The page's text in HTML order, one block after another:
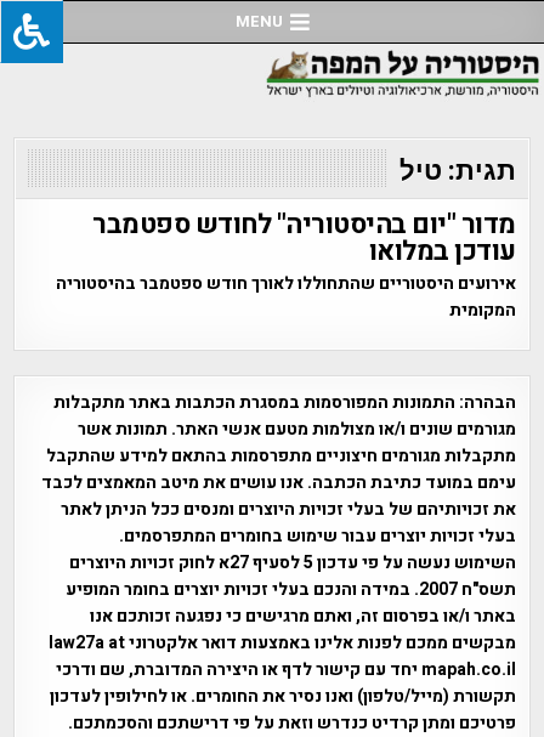
to
content
MENU
תגית: טיל
מדור "יום בהיסטוריה" לחודש ספטמבר
עודכן במלואו
אירועים היסטוריים שהתחוללו לאורך חודש ספטמבר בהיסטוריה
המקומית
הבהרה: התמונות המפורסמות במסגרת הכתבות באתר מתקבלות
מגורמים שונים ו/או מצולמות מטעם אנשי האתר. תמונות אשר
מתקבלות מגורמים חיצוניים מתפרסמות בהתאם למידע שהתקבל
עימם במועד כתיבת הכתבה. אנו עושים את מיטב המאמצים לכבד
את זכויותיהם של בעלי זכויות היוצרים ומנסים ככל הניתן לאתר
בעלי זכויות יוצרים עבור שימוש בחומרים המתפרסמים.
השימוש נעשה על פי עדכון 5 לסעיף 27א לחוק זכויות היוצרים
תשס"ח 2007. במידה והנכם בעלי זכויות יוצרים בחומר המופיע
באתר ו/או בפרסום זה, ואתם מרגישים כי נפגעה זכותכם אנו
מבקשים ממכם לפנות אלינו באמצעות דואר אלקטרוני law27a at
mapah.co.il יחד עם קישור לדף או היצירה המדוברת, שם ודרכי
תקשורת (מייל/טלפון) ואנו נסיר את החומרים. או לחילופין לעדכון
פרטיכם ומתן קרדיט כנדרש וזאת על פי דרישתכם והסכמתכם.